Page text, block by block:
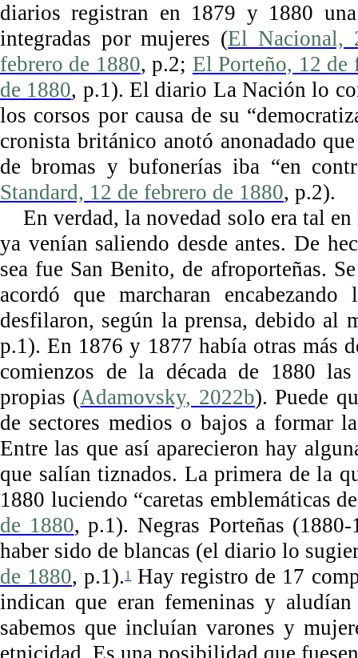
diarios registran en 1879 y 1880
integradas por mujeres (El Nacional,
febrero de 1880, p.2; El Porteño, 12 de
de 1880, p.1). El diario La Nación lo
los corsos por causa de su
cronista británico anotó anonadado
de bromas y bufonerías iba “en
Standard, 12 de febrero de 1880, p.2).
En verdad, la novedad solo era tal
ya venían saliendo desde antes. De
sea fue San Benito, de afroporteñas.
acordó que marcharan
desfilaron, según la prensa, debido al
p.1). En 1876 y 1877 había otras más
comienzos de la década de 1880 las
propias (Adamovsky, 2022b). Puede
de sectores medios o bajos a formar
Entre las que así aparecieron hay
que salían tiznados. La primera de la
1880 luciendo “caretas emblemáticas
de 1880, p.1). Negras Porteñas
haber sido de blancas (el diario lo
de 1880, p.1).1Hay registro de 17
indican que eran femeninas y
sabemos que incluían varones y
etnicidad. Es una posibilidad que